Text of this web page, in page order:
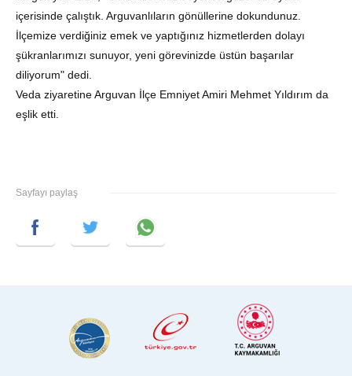
içerisinde çalıştık. Arguvanlıların gönüllerine dokundunuz.
İlçemize verdiğiniz emek ve yaptığınız hizmetlerden dolayı
şükranlarımızı sunuyor, yeni görevinizde üstün başarılar
diliyorum" dedi.
Veda ziyaretine Arguvan İlçe Emniyet Amiri Mehmet Yıldırım da
eşlik etti.
Sayfayı paylaş